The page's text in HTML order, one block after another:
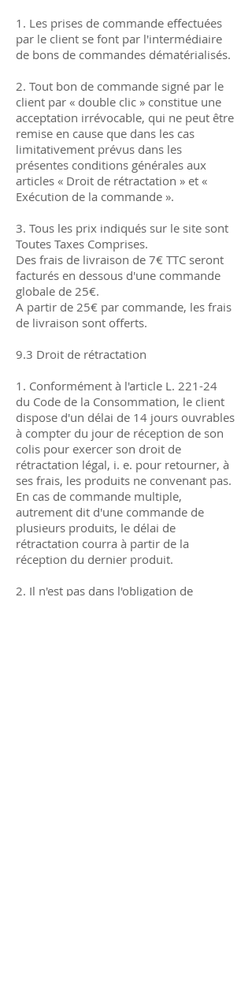
1. Les prises de commande effectuées
par le client se font par l'intermédiaire
de bons de commandes dématérialisés.
2. Tout bon de commande signé par le
client par « double clic » constitue une
acceptation irrévocable, qui ne peut être
remise en cause que dans les cas
limitativement prévus dans les
présentes conditions générales aux
articles « Droit de rétractation » et «
Exécution de la commande ».
3. Tous les prix indiqués sur le site sont
Toutes Taxes Comprises.
Des frais de livraison de 7€ TTC seront
facturés en dessous d'une commande
globale de 25€.
A partir de 25€ par commande, les frais
de livraison sont offerts.
9.3 Droit de rétractation
1. Conformément à l'article L. 221-24
du Code de la Consommation, le client
dispose d'un délai de 14 jours ouvrables
à compter du jour de réception de son
colis pour exercer son droit de
rétractation légal, i. e. pour retourner, à
ses frais, les produits ne convenant pas.
En cas de commande multiple,
autrement dit d'une commande de
plusieurs produits, le délai de
rétractation courra à partir de la
réception du dernier produit.
2. Il n'est pas dans l'obligation de